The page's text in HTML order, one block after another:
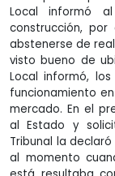
Local informó
construcción, por
abstenerse de
visto bueno de
Local informó,
funcionamiento
mercado. En el
al Estado y
Tribunal la
al momento